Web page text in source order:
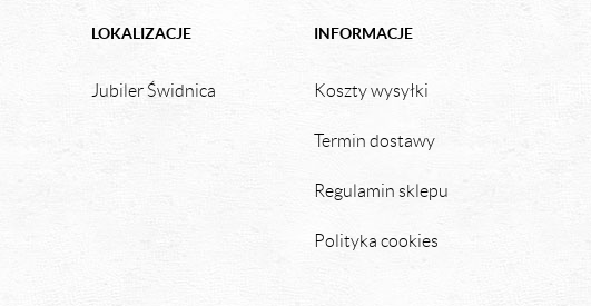
LOKALIZACJE
Jubiler Świdnica
INFORMACJE
Koszty wysyłki
Termin dostawy
Regulamin sklepu
Polityka cookies